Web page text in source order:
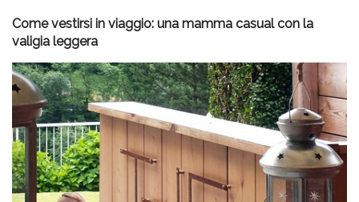
Come vestirsi in viaggio: una mamma casual con la
valigia leggera